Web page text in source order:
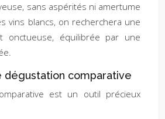
sans aspérités ni amertume
vins blancs, on recherchera une
onctueuse, équilibrée par une
dégustation comparative
est un outil précieux